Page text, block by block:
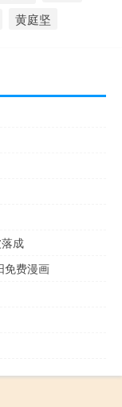
黄庭坚
成
免费漫画